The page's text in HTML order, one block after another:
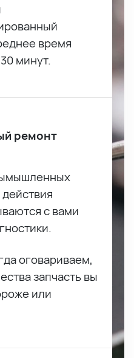
время
минут.
ремонт
с вами
оговариваем,
запчасть вы
или